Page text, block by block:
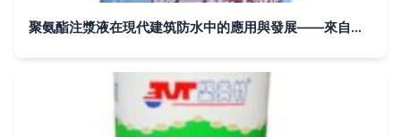
聚氨酯注漿液在現代建筑防水中的應用與發展——來自世界工廠網的深度剖析